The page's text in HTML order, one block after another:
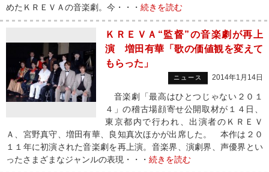
めたＫＲＥＶＡの音楽劇。今・・・ 続きを読む
ＫＲＥＶＡ“監督”の音楽劇が再上
演 増田有華「歌の価値観を変えて
もらった」
ニュース 2014年1月14日
音楽劇「最高はひとつじゃない２０１
４」の稽古場顔寄せ公開取材が１４日、
東京都内で行われ、出演者のＫＲＥＶ
Ａ、宮野真守、増田有華、良知真次ほかが出席した。 本作は２０
１１年に初演された音楽劇を再上演。音楽界、演劇界、声優界とい
ったさまざまなジャンルの表現・・・ 続きを読む